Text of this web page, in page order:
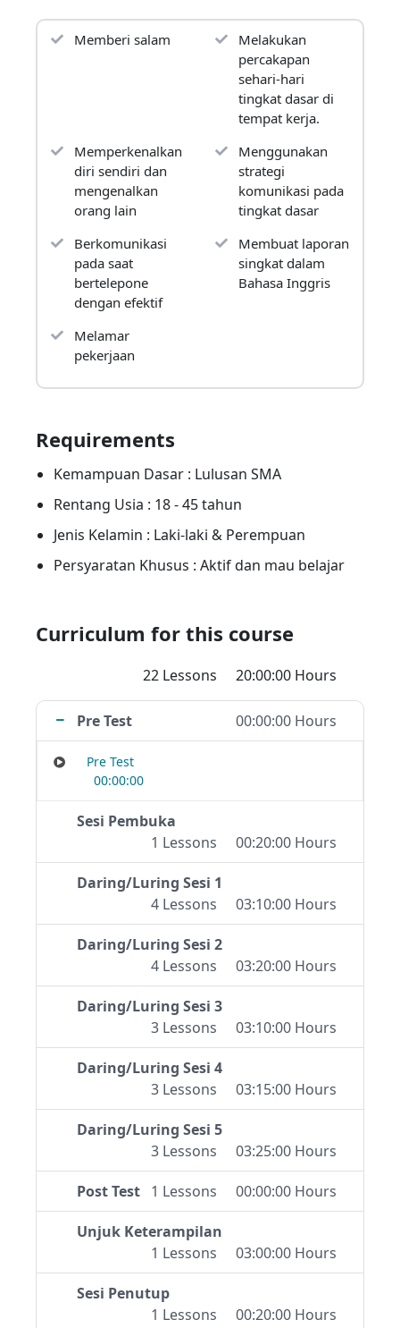
dasar di tempat kerja, melamar pekerjaan,
menggunakan strategi komunikasi tingkat
dasar dan membuat ringkasan dan laporan
dalam bahasa Inggris adalah juga pekerjaan
yang mendukung karir dan peningkatan
Tujuan Umum :
Peserta pelatihan mampu
berkomunikasi
menggunakan Bahasa Inggris perkantoran
untuk mendukung aktivitas pekerjaan di
perusahaan sesuai dengan standar yang sudah
dipelajari pada saat presentasi singkat.
Tujuan Khusus :
Setelah mengikuti pelatihan ini peserta mampu
berkomunikasi dalam bahasa Inggris saat
penyampaian pesan berupa:
2. Memperkenalkan diri sendiri dan
mengenalkan orang lain
3. Berkomunikasi pada saat bertelepone dengan
4. Melamar pekerjaan
6. Menggunakan strategi komunikasi pada
Inggris
Memberi salam
Melakukan
percakapan
sehari-hari
tingkat dasar di
tempat kerja.
Memperkenalkan
diri sendiri dan
mengenalkan
orang lain
Menggunakan
strategi
komunikasi pada
tingkat dasar
Berkomunikasi
pada saat
bertelepone
dengan efektif
Membuat laporan
singkat dalam
Bahasa Inggris
Melamar
pekerjaan
Requirements
Kemampuan Dasar : Lulusan SMA
Rentang Usia : 18 - 45 tahun
Jenis Kelamin : Laki-laki & Perempuan
Persyaratan Khusus : Aktif dan mau belajar
Curriculum for this course
22 Lessons 20:00:00 Hours
Pre Test 00:00:00 Hours
Pre Test
00:00:00
Sesi Pembuka
1 Lessons
00:20:00 Hours
Daring/Luring Sesi 1
4 Lessons
03:10:00 Hours
Daring/Luring Sesi 2
4 Lessons
03:20:00 Hours
Daring/Luring Sesi 3
3 Lessons
03:10:00 Hours
Daring/Luring Sesi 4
3 Lessons
03:15:00 Hours
Daring/Luring Sesi 5
3 Lessons
03:25:00 Hours
Post Test 1 Lessons 00:00:00 Hours
Unjuk Keterampilan
1 Lessons
03:00:00 Hours
Sesi Penutup
1 Lessons
00:20:00 Hours